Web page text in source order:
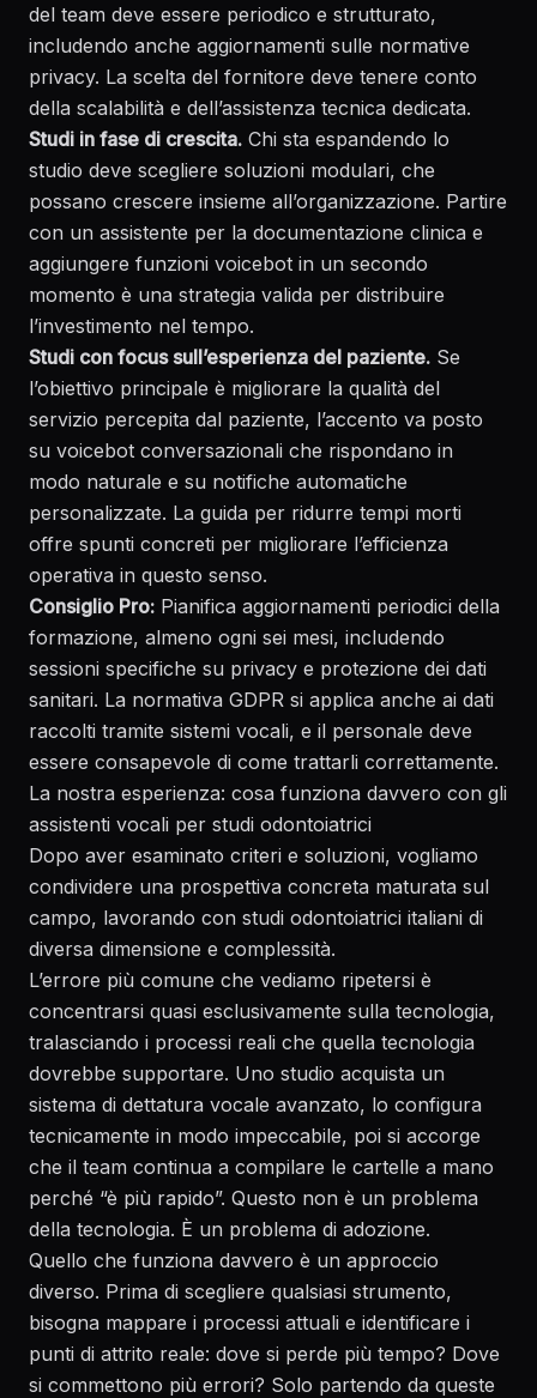
del team deve essere periodico e strutturato,
includendo anche aggiornamenti sulle normative
privacy. La scelta del fornitore deve tenere conto
della scalabilità e dell’assistenza tecnica dedicata.
Studi in fase di crescita. Chi sta espandendo lo
studio deve scegliere soluzioni modulari, che
possano crescere insieme all’organizzazione. Partire
con un assistente per la documentazione clinica e
aggiungere funzioni voicebot in un secondo
momento è una strategia valida per distribuire
l’investimento nel tempo.
Studi con focus sull’esperienza del paziente. Se
l’obiettivo principale è migliorare la qualità del
servizio percepita dal paziente, l’accento va posto
su voicebot conversazionali che rispondano in
modo naturale e su notifiche automatiche
personalizzate. La guida per ridurre tempi morti
offre spunti concreti per migliorare l’efficienza
operativa in questo senso.
Consiglio Pro: Pianifica aggiornamenti periodici della
formazione, almeno ogni sei mesi, includendo
sessioni specifiche su privacy e protezione dei dati
sanitari. La normativa GDPR si applica anche ai dati
raccolti tramite sistemi vocali, e il personale deve
essere consapevole di come trattarli correttamente.
La nostra esperienza: cosa funziona davvero con gli
assistenti vocali per studi odontoiatrici
Dopo aver esaminato criteri e soluzioni, vogliamo
condividere una prospettiva concreta maturata sul
campo, lavorando con studi odontoiatrici italiani di
diversa dimensione e complessità.
L’errore più comune che vediamo ripetersi è
concentrarsi quasi esclusivamente sulla tecnologia,
tralasciando i processi reali che quella tecnologia
dovrebbe supportare. Uno studio acquista un
sistema di dettatura vocale avanzato, lo configura
tecnicamente in modo impeccabile, poi si accorge
che il team continua a compilare le cartelle a mano
perché “è più rapido”. Questo non è un problema
della tecnologia. È un problema di adozione.
Quello che funziona davvero è un approccio
diverso. Prima di scegliere qualsiasi strumento,
bisogna mappare i processi attuali e identificare i
punti di attrito reale: dove si perde più tempo? Dove
si commettono più errori? Solo partendo da queste